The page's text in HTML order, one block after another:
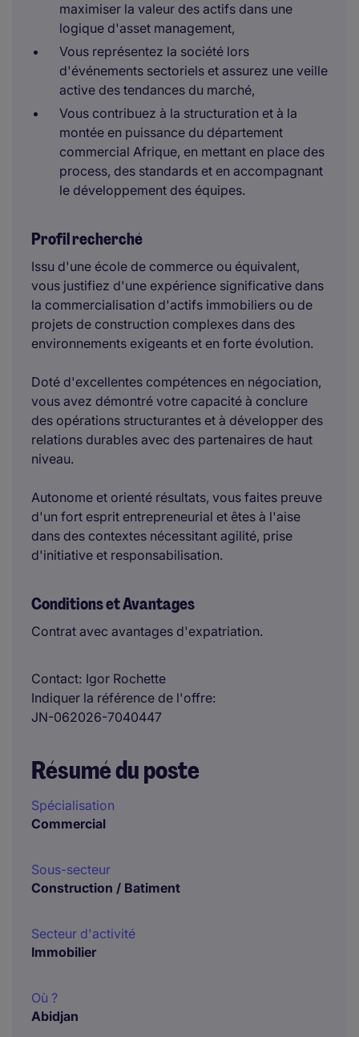
maximiser la valeur des actifs dans une
logique d'asset management,
Vous représentez la société lors
d'événements sectoriels et assurez une veille
active des tendances du marché,
Vous contribuez à la structuration et à la
montée en puissance du département
commercial Afrique, en mettant en place des
process, des standards et en accompagnant
le développement des équipes.
Profil recherché
Issu d'une école de commerce ou équivalent,
vous justifiez d'une expérience significative dans
la commercialisation d'actifs immobiliers ou de
projets de construction complexes dans des
environnements exigeants et en forte évolution.
Doté d'excellentes compétences en négociation,
vous avez démontré votre capacité à conclure
des opérations structurantes et à développer des
relations durables avec des partenaires de haut
niveau.
Autonome et orienté résultats, vous faites preuve
d'un fort esprit entrepreneurial et êtes à l'aise
dans des contextes nécessitant agilité, prise
d'initiative et responsabilisation.
Conditions et Avantages
Contrat avec avantages d'expatriation.
Contact Igor Rochette
Indiquer la référence de l'offre
JN-062026-7040447
Résumé du poste
Spécialisation
Commercial
Sous-secteur
Construction / Batiment
Secteur d'activité
Immobilier
Où ?
Abidjan